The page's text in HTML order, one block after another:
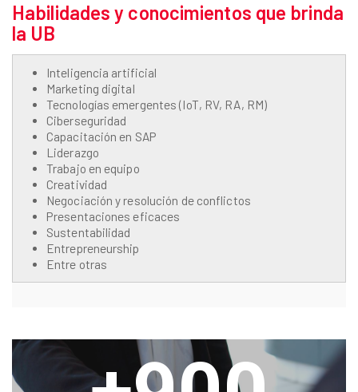
Habilidades y conocimientos que brinda
la UB
Inteligencia artificial
Marketing digital
Tecnologías emergentes (IoT, RV, RA, RM)
Ciberseguridad
Capacitación en SAP
Liderazgo
Trabajo en equipo
Creatividad
Negociación y resolución de conflictos
Presentaciones eficaces
Sustentabilidad
Entrepreneurship
Entre otras